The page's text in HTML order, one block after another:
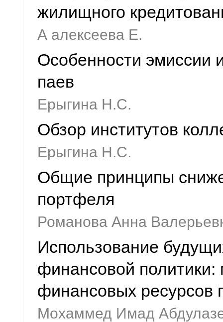
жилищного
А алексеева Е.
Особенности эмиссии
паев
Ерыгина Н.С.
Обзор институтов
Ерыгина Н.С.
Общие принципы
портфеля
Романова Анна
Использование
финансовой
финансовых ресурсов
Мохаммед Имад